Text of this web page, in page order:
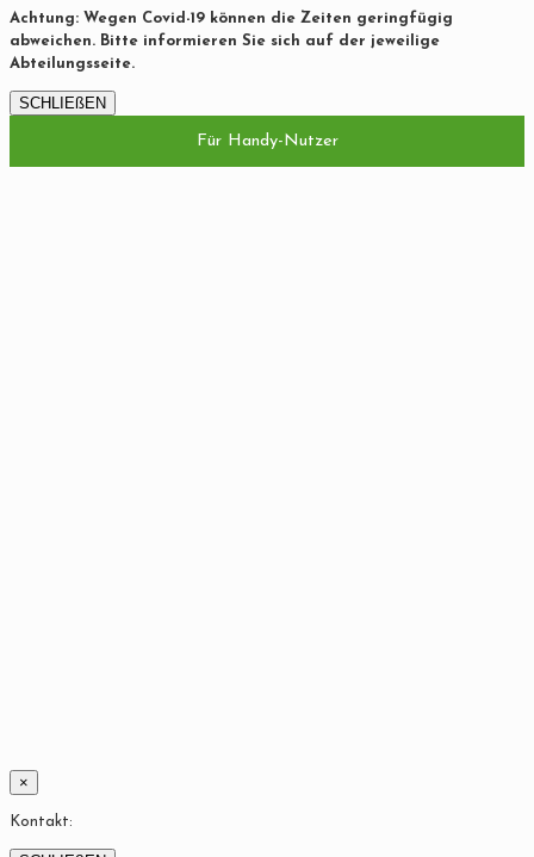
Achtung: Wegen Covid-19 können die Zeiten geringfügig
abweichen. Bitte informieren Sie sich auf der jeweilige
Abteilungsseite.
SCHLIEßEN
Für Handy-Nutzer
×
Kontakt: